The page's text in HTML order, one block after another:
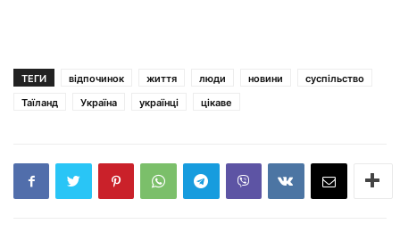
ТЕГИ відпочинок життя люди новини
суспільство
Таїланд
Україна українці цікаве